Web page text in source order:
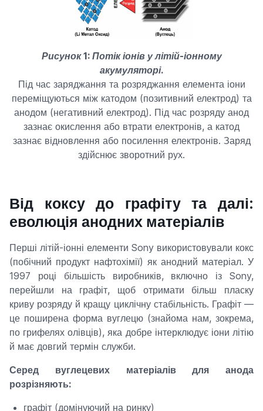
Рисунок 1: Потік іонів у літій-іонному
акумуляторі.
Під час заряджання та розряджання елемента іони
переміщуються між катодом (позитивний електрод) та
анодом (негативний електрод). Під час розряду анод
зазнає окислення або втрати електронів, а катод
зазнає відновлення або посилення електронів. Заряд
здійснює зворотний рух.
Від коксу до графіту та далі:
еволюція анодних матеріалів
Перші літій-іонні елементи Sony використовували кокс
(побічний продукт нафтохімії) як анодний матеріал. У
1997 році більшість виробників, включно із Sony,
перейшли на графіт, щоб отримати більш пласку
криву розряду й кращу циклічну стабільність. Графіт —
це поширена форма вуглецю (знайома нам, зокрема,
по грифелях олівців), яка добре інтерклюдує іони літію
й має довгий термін служби.
Серед вуглецевих матеріалів для анода
розрізняють:
графіт (домінуючий на ринку)